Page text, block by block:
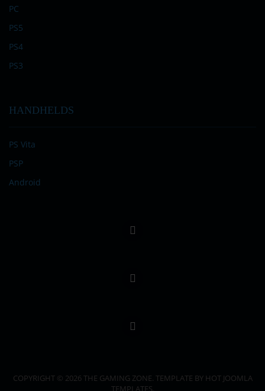
PC
PS5
PS4
PS3
HANDHELDS
PS Vita
PSP
Android
COPYRIGHT © 2026 THE GAMING ZONE. TEMPLATE BY HOT JOOMLA
TEMPLATES.